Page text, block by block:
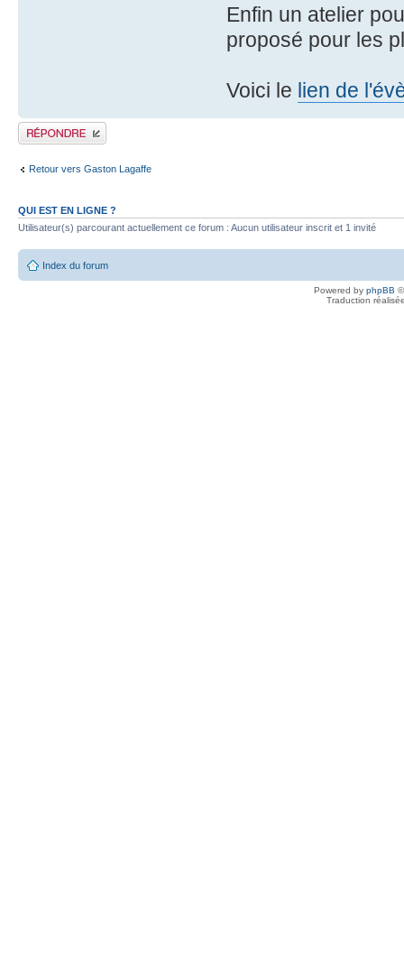
Enfin un atelier
proposé pour les
Voici le lien de
Publier une réponse
Retour vers Gaston Lagaffe
QUI EST EN LIGNE ?
Utilisateur(s) parcourant actuellement ce forum : Aucun utilisateur inscrit et 1 invité
Index du forum
Powered by phpBB
Traduction